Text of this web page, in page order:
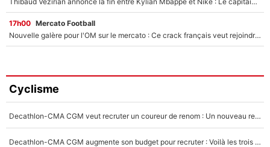
17h00 Mercato Football
Nouvelle galère pour l'OM sur le mercato : Ce crack français veut rejoindre le PSG, il a déjà donné son accord pour signer à Paris !
Cyclisme
Decathlon-CMA CGM veut recruter un coureur de renom : Un nouveau renfort important arrive pour Paul Seixas ?
Decathlon-CMA CGM augmente son budget pour recruter : Voilà les trois premiers coureurs qui vont rejoindre Paul Seixas en 2027 !